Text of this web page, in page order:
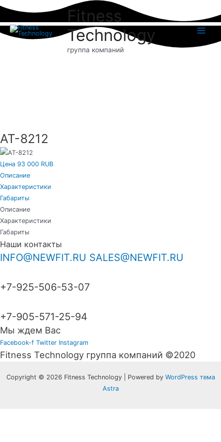
Перейти
содержимому
Fitness
Technology
группа компаний
AT-8212
Цена 93 000 RUB
Описание
Характеристики
Габариты
Описание
Характеристики
Габариты
Наши контакты
INFO@NEWFIT.RU SALES@NEWFIT.RU
+7-925-506-53-07
+7-905-571-25-94
Мы ждем Вас
Facebook-f Twitter Instagram
Fitness Technology группа компаний ©2020
Copyright © 2026 Fitness Technology | Powered by WordPress тема
Astra